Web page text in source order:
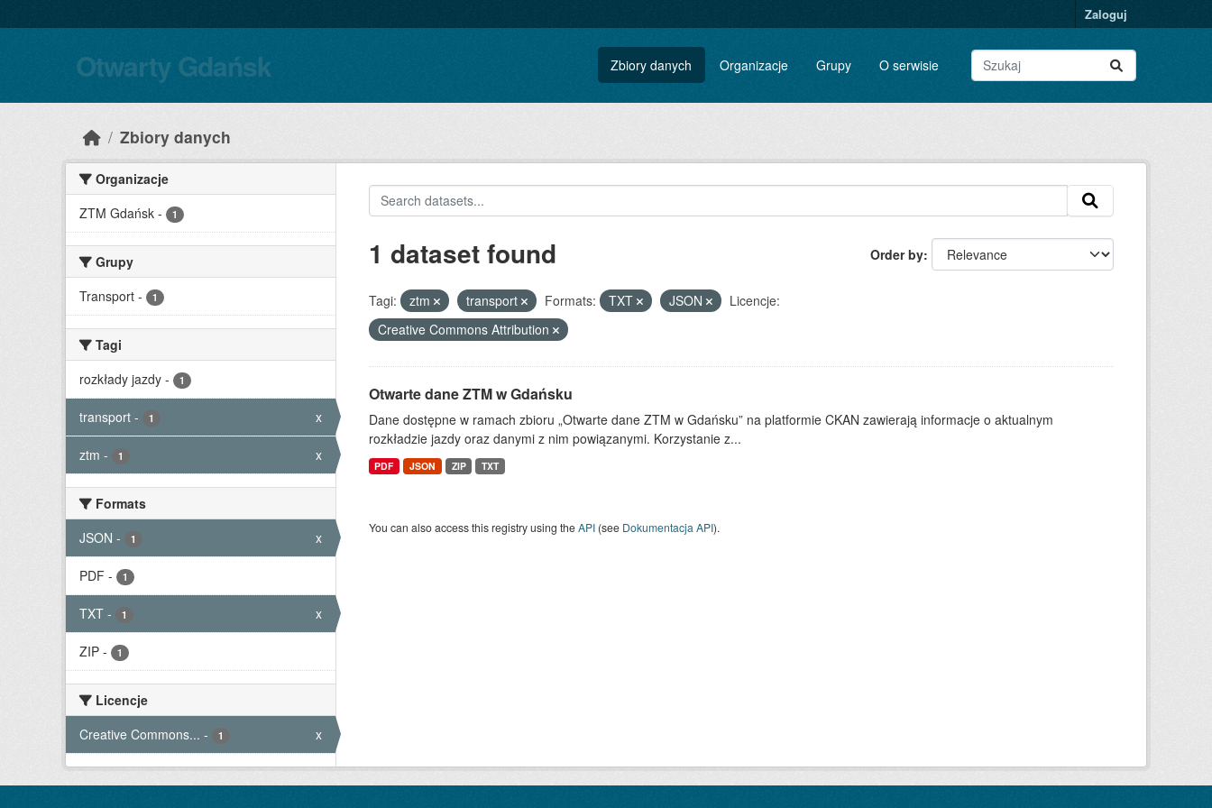
Zaloguj
Otwarty Gdańsk Zbiory danych Organizacje Grupy O serwisie
Zbiory danych
Organizacje
ZTM Gdańsk - 1
Grupy
Transport - 1
Tagi
rozkłady jazdy - 1
transport - 1 x
ztm - 1 x
Formats
JSON - 1 x
PDF - 1
TXT - 1 x
ZIP - 1
Licencje
Creative Commons... - 1 x
Order by
1 dataset found
Tagi: ztm transport Formats: TXT JSON
Licencje:
Creative Commons Attribution
Otwarte dane ZTM w Gdańsku
Dane dostępne w ramach zbioru „Otwarte dane ZTM w Gdańsku” na platformie CKAN zawierają informacje o aktualnym
rozkładzie jazdy oraz danymi z nim powiązanymi. Korzystanie z...
PDF JSON ZIP TXT
You can also access this registry using theAPI(see Dokumentacja API).